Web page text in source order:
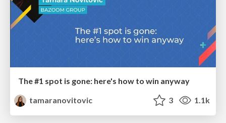
The #1 spot is gone: here's how to win anyway
tamaranovitovic
3 1.1k